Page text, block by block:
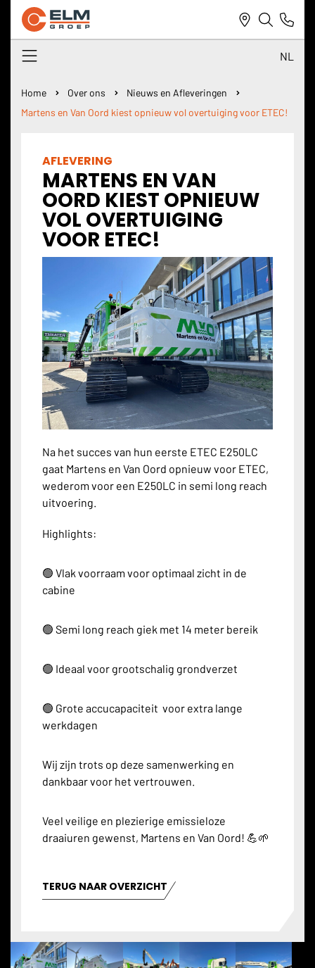
NL
DE
Home Over ons
Nieuws en Afleveringen
Martens en Van Oord kiest opnieuw vol overtuiging voor ETEC!
AFLEVERING
MARTENS EN VAN
OORD KIEST OPNIEUW
VOL OVERTUIGING
VOOR ETEC!
Na het succes van hun eerste ETEC E250LC
gaat Martens en Van Oord opnieuw voor ETEC,
wederom voor een E250LC in semi long reach
uitvoering.
Highlights:
🟢 Vlak voorraam voor optimaal zicht in de
cabine
🟢 Semi long reach giek met 14 meter bereik
🟢 Ideaal voor grootschalig grondverzet
🟢 Grote accucapaciteit voor extra lange
werkdagen
Wij zijn trots op deze samenwerking en
dankbaar voor het vertrouwen.
Veel veilige en plezierige emissieloze
draaiuren gewenst, Martens en Van Oord! 💪🌱
TERUG NAAR OVERZICHT